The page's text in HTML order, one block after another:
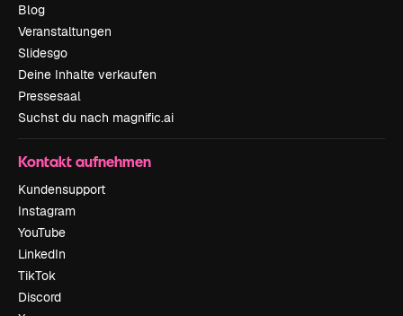
Blog
Veranstaltungen
Slidesgo
Deine Inhalte verkaufen
Pressesaal
Suchst du nach magnific.ai
Kontakt aufnehmen
Kundensupport
Instagram
YouTube
LinkedIn
TikTok
Discord